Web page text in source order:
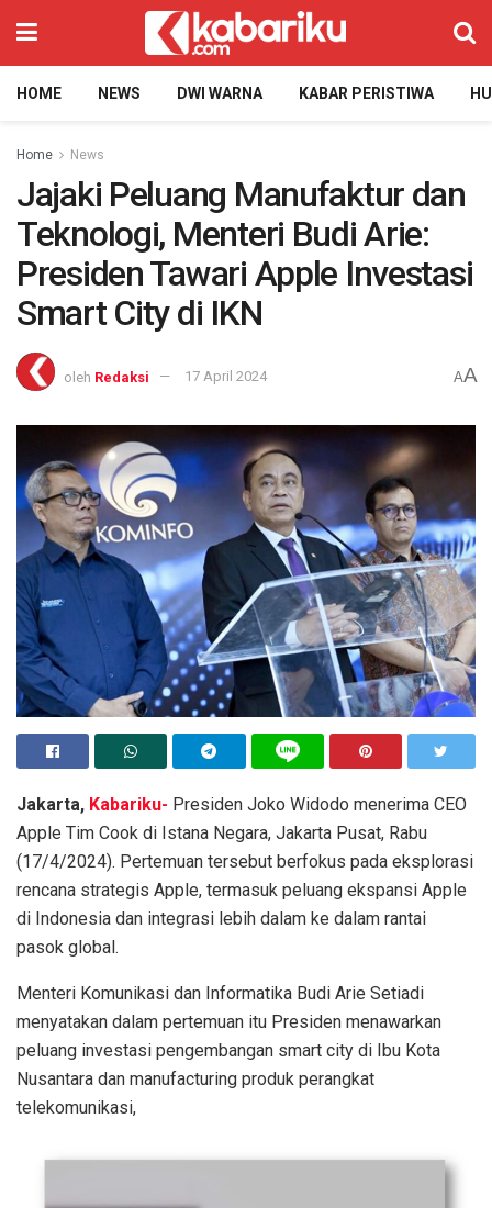
HOME NEWS DWI WARNA KABAR PERISTIWA
Home News
Jajaki Peluang Manufaktur dan
Teknologi, Menteri Budi Arie:
Presiden Tawari Apple Investasi
Smart City di IKN
oleh Redaksi 17 April 2024 AA
Jakarta, Kabariku- Presiden Joko Widodo menerima CEO
Apple Tim Cook di Istana Negara, Jakarta Pusat, Rabu
(17/4/2024). Pertemuan tersebut berfokus pada eksplorasi
rencana strategis Apple, termasuk peluang ekspansi Apple
di Indonesia dan integrasi lebih dalam ke dalam rantai
pasok global.
Menteri Komunikasi dan Informatika Budi Arie Setiadi
menyatakan dalam pertemuan itu Presiden menawarkan
peluang investasi pengembangan smart city di Ibu Kota
Nusantara dan manufacturing produk perangkat
telekomunikasi,